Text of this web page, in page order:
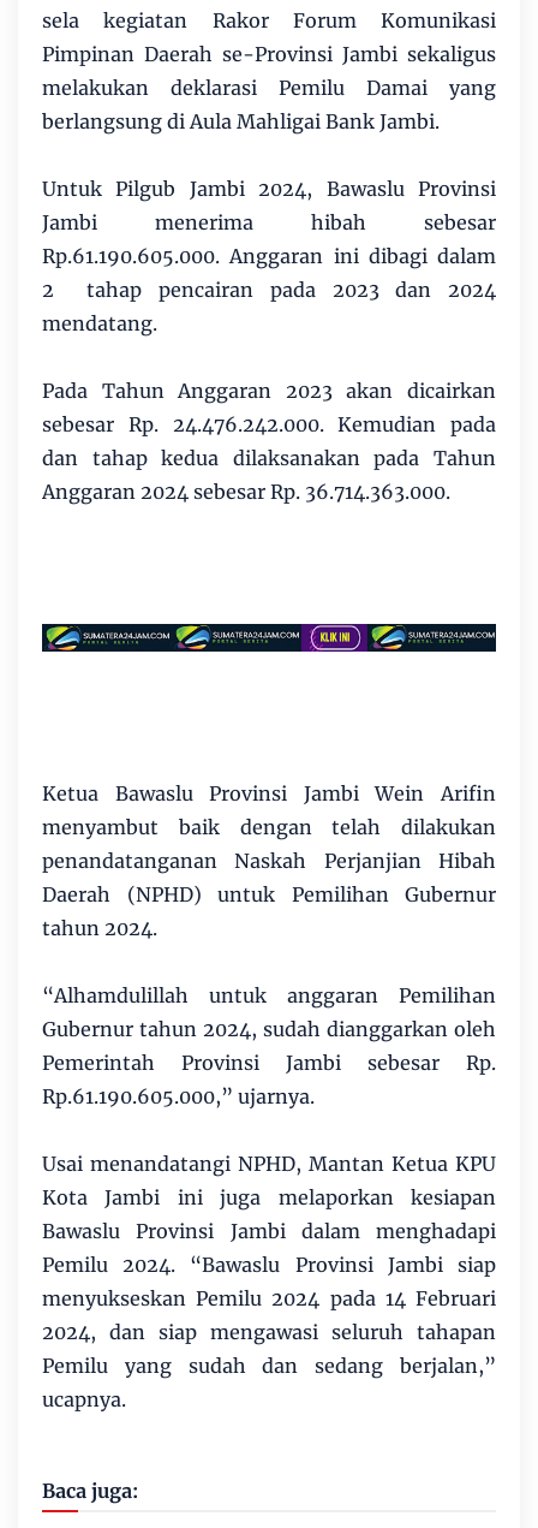
sela kegiatan Rakor Forum Komunikasi
Pimpinan Daerah se-Provinsi Jambi sekaligus
melakukan deklarasi Pemilu Damai yang
berlangsung di Aula Mahligai Bank Jambi.
Untuk Pilgub Jambi 2024, Bawaslu Provinsi
Jambi menerima hibah sebesar
Rp.61.190.605.000. Anggaran ini dibagi dalam
2 tahap pencairan pada 2023 dan 2024
mendatang.
Pada Tahun Anggaran 2023 akan dicairkan
sebesar Rp. 24.476.242.000. Kemudian pada
dan tahap kedua dilaksanakan pada Tahun
Anggaran 2024 sebesar Rp. 36.714.363.000.
Ketua Bawaslu Provinsi Jambi Wein Arifin
menyambut baik dengan telah dilakukan
penandatanganan Naskah Perjanjian Hibah
Daerah (NPHD) untuk Pemilihan Gubernur
tahun 2024.
“Alhamdulillah untuk anggaran Pemilihan
Gubernur tahun 2024, sudah dianggarkan oleh
Pemerintah Provinsi Jambi sebesar Rp.
Rp.61.190.605.000,” ujarnya.
Usai menandatangi NPHD, Mantan Ketua KPU
Kota Jambi ini juga melaporkan kesiapan
Bawaslu Provinsi Jambi dalam menghadapi
Pemilu 2024. “Bawaslu Provinsi Jambi siap
menyukseskan Pemilu 2024 pada 14 Februari
2024, dan siap mengawasi seluruh tahapan
Pemilu yang sudah dan sedang berjalan,”
ucapnya.
Baca juga: